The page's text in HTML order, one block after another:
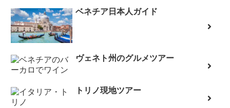
ベネチア日本人ガイド
ヴェネト州のグルメツアー
トリノ現地ツアー